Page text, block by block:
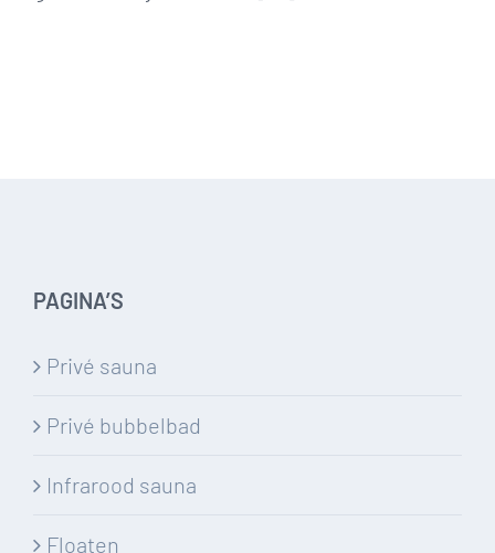
PAGINA’S
Privé sauna
Privé bubbelbad
Infrarood sauna
Floaten